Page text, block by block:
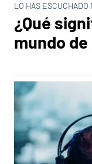
LO HAS
¿Qué
mundo